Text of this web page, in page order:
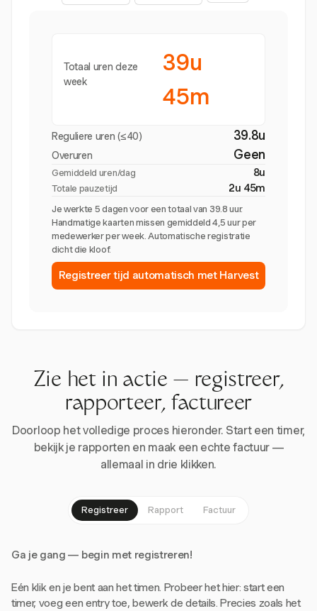
Totaal uren deze
week
39u
45m
Reguliere uren (≤40) 39.8u
Overuren Geen
Gemiddeld uren/dag 8u
Totale pauzetijd 2u 45m
Je werkte 5 dagen voor een totaal van 39.8 uur.
Handmatige kaarten missen gemiddeld 4,5 uur per
medewerker per week. Automatische registratie
dicht die kloof.
Registreer tijd automatisch met Harvest
Zie het in actie — registreer,
rapporteer, factureer
Doorloop het volledige proces hieronder. Start een timer,
bekijk je rapporten en maak een echte factuur —
allemaal in drie klikken.
Registreer Rapport Factuur
Ga je gang — begin met registreren!
Eén klik en je bent aan het timen. Probeer het hier: start een
timer, voeg een entry toe, bewerk de details. Precies zoals het